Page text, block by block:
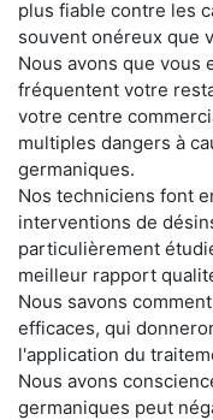
plus fiable contre les
souvent onéreux que
Nous avons que vous
fréquentent votre
votre centre
multiples dangers à
germaniques.
Nos techniciens font
interventions de
particulièrement
meilleur rapport
Nous savons
efficaces, qui
l'application du
Nous avons
germaniques peut